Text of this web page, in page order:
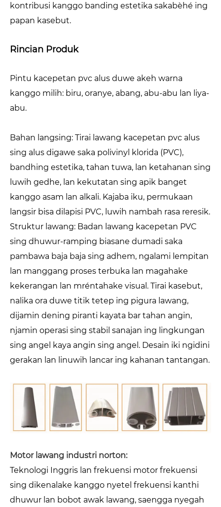
kontribusi kanggo banding estetika sakabèhé ing
papan kasebut.
Rincian Produk
Pintu kacepetan pvc alus duwe akeh warna
kanggo milih: biru, oranye, abang, abu-abu lan liya-
abu.
Bahan langsing: Tirai lawang kacepetan pvc alus
sing alus digawe saka polivinyl klorida (PVC),
bandhing estetika, tahan tuwa, lan ketahanan sing
luwih gedhe, lan kekutatan sing apik banget
kanggo asam lan alkali. Kajaba iku, permukaan
langsir bisa dilapisi PVC, luwih nambah rasa reresik.
Struktur lawang: Badan lawang kacepetan PVC
sing dhuwur-ramping biasane dumadi saka
pambawa baja baja sing adhem, ngalami lempitan
lan manggang proses terbuka lan magahake
kekerangan lan mréntahake visual. Tirai kasebut,
nalika ora duwe titik tetep ing pigura lawang,
dijamin dening piranti kayata bar tahan angin,
njamin operasi sing stabil sanajan ing lingkungan
sing angel kaya angin sing angel. Desain iki ngidini
gerakan lan linuwih lancar ing kahanan tantangan.
Motor lawang industri norton:
Teknologi Inggris lan frekuensi motor frekuensi
sing dikenalake kanggo nyetel frekuensi kanthi
dhuwur lan bobot awak lawang, saengga nyegah